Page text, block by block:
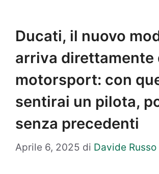
Ducati, il nuovo
arriva direttamente
motorsport: con
sentirai un pilota,
senza precedenti
Aprile 6, 2025 di Davide Russo